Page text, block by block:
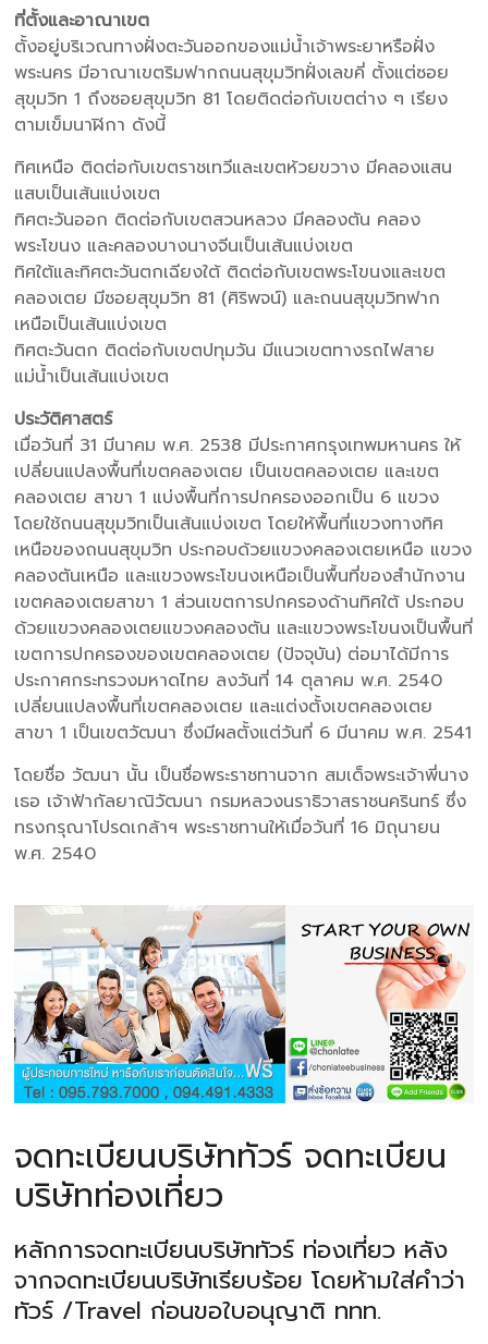
ที่ตั้งและอาณาเขต
ตั้งอยู่บริเวณทางฝั่งตะวันออกของแม่น้ำเจ้าพระยาหรือฝั่ง
พระนคร มีอาณาเขตริมฟากถนนสุขุมวิทฝั่งเลขคี่ ตั้งแต่ซอย
สุขุมวิท 1 ถึงซอยสุขุมวิท 81 โดยติดต่อกับเขตต่าง ๆ เรียง
ตามเข็มนาฬิกา ดังนี้
ทิศเหนือ ติดต่อกับเขตราชเทวีและเขตห้วยขวาง มีคลองแสน
แสบเป็นเส้นแบ่งเขต
ทิศตะวันออก ติดต่อกับเขตสวนหลวง มีคลองตัน คลอง
พระโขนง และคลองบางนางจีนเป็นเส้นแบ่งเขต
ทิศใต้และทิศตะวันตกเฉียงใต้ ติดต่อกับเขตพระโขนงและเขต
คลองเตย มีซอยสุขุมวิท 81 (ศิริพจน์) และถนนสุขุมวิทฟาก
เหนือเป็นเส้นแบ่งเขต
ทิศตะวันตก ติดต่อกับเขตปทุมวัน มีแนวเขตทางรถไฟสาย
แม่น้ำเป็นเส้นแบ่งเขต
ประวัติศาสตร์
เมื่อวันที่ 31 มีนาคม พ.ศ. 2538 มีประกาศกรุงเทพมหานคร ให้
เปลี่ยนแปลงพื้นที่เขตคลองเตย เป็นเขตคลองเตย และเขต
คลองเตย สาขา 1 แบ่งพื้นที่การปกครองออกเป็น 6 แขวง
โดยใช้ถนนสุขุมวิทเป็นเส้นแบ่งเขต โดยให้พื้นที่แขวงทางทิศ
เหนือของถนนสุขุมวิท ประกอบด้วยแขวงคลองเตยเหนือ แขวง
คลองตันเหนือ และแขวงพระโขนงเหนือเป็นพื้นที่ของสำนักงาน
เขตคลองเตยสาขา 1 ส่วนเขตการปกครองด้านทิศใต้ ประกอบ
ด้วยแขวงคลองเตยแขวงคลองตัน และแขวงพระโขนงเป็นพื้นที่
เขตการปกครองของเขตคลองเตย (ปัจจุบัน) ต่อมาได้มีการ
ประกาศกระทรวงมหาดไทย ลงวันที่ 14 ตุลาคม พ.ศ. 2540
เปลี่ยนแปลงพื้นที่เขตคลองเตย และแต่งตั้งเขตคลองเตย
สาขา 1 เป็นเขตวัฒนา ซึ่งมีผลตั้งแต่วันที่ 6 มีนาคม พ.ศ. 2541
โดยชื่อ วัฒนา นั้น เป็นชื่อพระราชทานจาก สมเด็จพระเจ้าพี่นาง
เธอ เจ้าฟ้ากัลยาณิวัฒนา กรมหลวงนราธิวาสราชนครินทร์ ซึ่ง
ทรงกรุณาโปรดเกล้าฯ พระราชทานให้เมื่อวันที่ 16 มิถุนายน
พ.ศ. 2540
จดทะเบียนบริษัททัวร์ จดทะเบียน
บริษัทท่องเที่ยว
หลักการจดทะเบียนบริษัททัวร์ ท่องเที่ยว หลัง
จากจดทะเบียนบริษัทเรียบร้อย โดยห้ามใส่คำว่า
ทัวร์ /Travel ก่อนขอใบอนุญาติ ททท.